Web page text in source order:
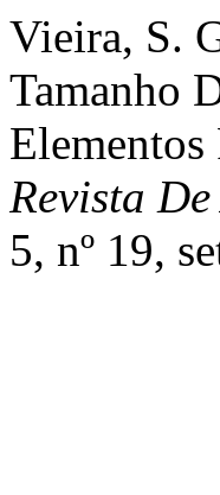
Vieira, S.
Tamanho
Revista
5, nº 19,